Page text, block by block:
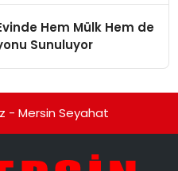
Hem Mülk Hem de
Sunuluyor
- Mersin Seyahat